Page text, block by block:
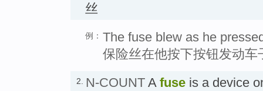
丝
例： The fuse blew as he
保险丝在他按下按钮发动车
2. N-COUNT A fuse is a device